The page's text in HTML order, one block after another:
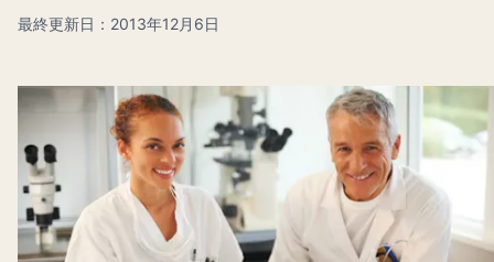
最終更新日：2013年12月6日